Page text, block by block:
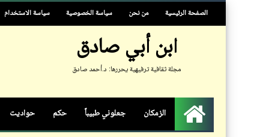
الصفحة الرئيسية من نحن سياسة الخصوصية سياسة الاستخدام
ابن أبي صادق
مجلة ثقافية ترفيهية يحررها: د.أحمد صادق
الرئيسية
الزمكان جعلوني طبيباً حكم حواديت